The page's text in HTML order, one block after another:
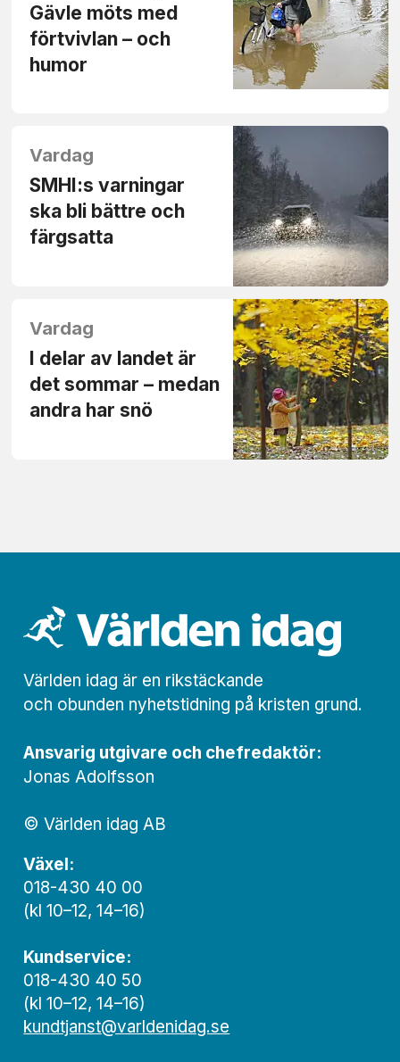
Gävle möts med
förtvivlan – och
humor
Vardag
SMHI:s varningar
ska bli bättre och
färgsatta
Vardag
I delar av landet är
det sommar – medan
andra har snö
Världen idag är en rikstäckande
och obunden nyhets­­­tidning på kristen grund.
Ansvarig utgivare och chef­redaktör:
Jonas Adolfsson
© Världen idag AB
Växel:
018-430 40 00
(kl 10–12, 14–16)
Kundservice:
018-430 40 50
(kl 10–12, 14–16)
kundtjanst@varldenidag.se